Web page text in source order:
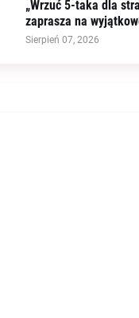
„Wrzuć 5-taka dla
zaprasza na
Sierpień 07, 2026